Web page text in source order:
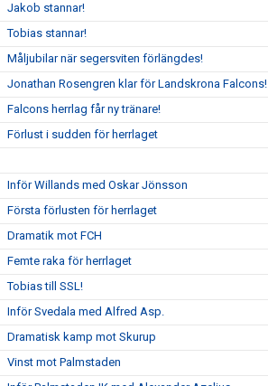
Jakob stannar!
Tobias stannar!
Måljubilar när segersviten förlängdes!
Jonathan Rosengren klar för Landskrona Falcons!
Falcons herrlag får ny tränare!
Förlust i sudden för herrlaget
Inför Willands med Oskar Jönsson
Första förlusten för herrlaget
Dramatik mot FCH
Femte raka för herrlaget
Tobias till SSL!
Inför Svedala med Alfred Asp.
Dramatisk kamp mot Skurup
Vinst mot Palmstaden